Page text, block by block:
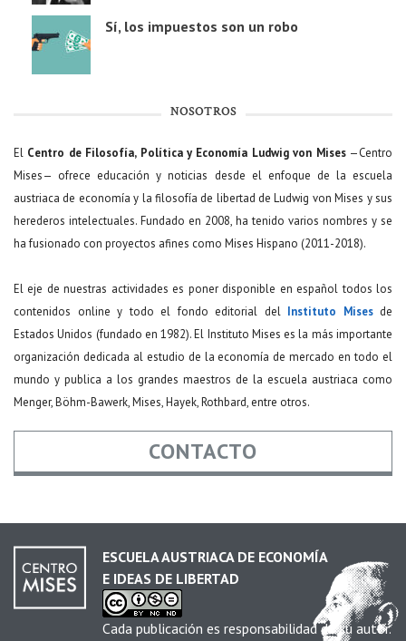
Sí, los impuestos son un robo
NOSOTROS
El Centro de Filosofía, Política y Economía Ludwig von Mises—Centro
Mises— ofrece educación y noticias desde el enfoque de la escuela
austriaca de economía y la filosofía de libertad de Ludwig von Mises y sus
herederos intelectuales. Fundado en 2008, ha tenido varios nombres y se
ha fusionado con proyectos afines como Mises Hispano (2011-2018).
El eje de nuestras actividades es poner disponible en español todos los
contenidos online y todo el fondo editorial del Instituto Misesde
Estados Unidos (fundado en 1982). El Instituto Mises es la más importante
organización dedicada al estudio de la economía de mercado en todo el
mundo y publica a los grandes maestros de la escuela austriaca como
Menger, Böhm-Bawerk, Mises, Hayek, Rothbard, entre otros.
CONTACTO
Email *
ESCUELA AUSTRIACA DE ECONOMÍA
E IDEAS DE LIBERTAD
Cada publicación es responsabilidad de su autor.